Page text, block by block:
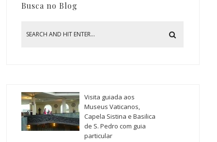
Busca no Blog
Visita guiada aos
Museus Vaticanos,
Capela Sistina e Basilica
de S. Pedro com guia
particular